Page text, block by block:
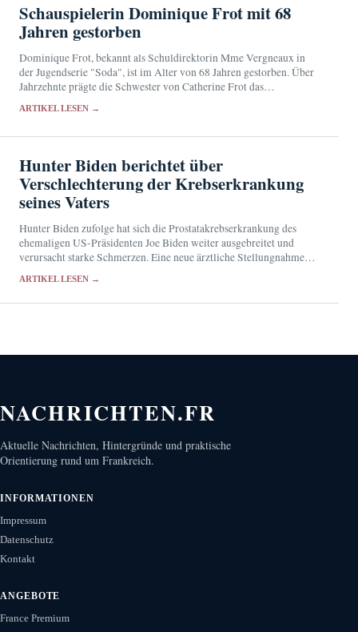
Schauspielerin Dominique Frot mit 68
Jahren gestorben
Dominique Frot, bekannt als Schuldirektorin Mme Vergneaux in
der Jugendserie "Soda", ist im Alter von 68 Jahren gestorben. Über
Jahrzehnte prägte die Schwester von Catherine Frot das
ARTIKEL LESEN →
Hunter Biden berichtet über
Verschlechterung der Krebserkrankung
seines Vaters
Hunter Biden zufolge hat sich die Prostatakrebserkrankung des
ehemaligen US-Präsidenten Joe Biden weiter ausgebreitet und
verursacht starke Schmerzen. Eine neue ärztliche Stellungnahme
ARTIKEL LESEN →
NACHRICHTEN.FR
Aktuelle Nachrichten, Hintergründe und praktische
Orientierung rund um Frankreich.
INFORMATIONEN
Impressum
Datenschutz
Kontakt
ANGEBOTE
France Premium